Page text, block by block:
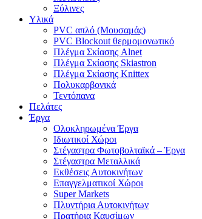
Ξύλινες
Υλικά
PVC απλό (Μουσαμάς)
PVC Βlockout θερμομονωτικό
Πλέγμα Σκίασης Alnet
Πλέγμα Σκίασης Skiastron
Πλέγμα Σκίασης Knittex
Πολυκαρβονικά
Τεντόπανα
Πελάτες
Έργα
Ολοκληρωμένα Έργα
Ιδιωτικοί Χώροι
Στέγαστρα Φωτοβολταϊκά – Έργα
Στέγαστρα Μεταλλικά
Εκθέσεις Αυτοκινήτων
Επαγγελματικοί Χώροι
Super Markets
Πλυντήρια Αυτοκινήτων
Πρατήρια Καυσίμων